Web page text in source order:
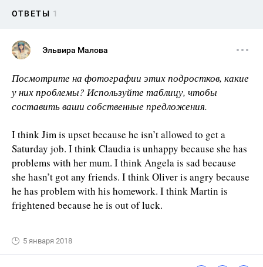
ОТВЕТЫ 1
Эльвира Малова
Посмотрите на фотографии этих подростков, какие
у них проблемы? Используйте таблицу, чтобы
составить ваши собственные предложения.
I think Jim is upset because he isn’t allowed to get a
Saturday job. I think Claudia is unhappy because she has
problems with her mum. I think Angela is sad because
she hasn’t got any friends. I think Oliver is angry because
he has problem with his homework. I think Martin is
frightened because he is out of luck.
5 января 2018